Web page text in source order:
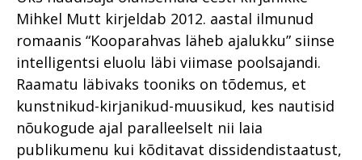
Mihkel Mutt kirjeldab 2012. aastal ilmunud
romaanis “Kooparahvas läheb ajalukku” siinse
intelligentsi eluolu läbi viimase poolsajandi.
Raamatu läbivaks tooniks on tõdemus, et
kunstnikud-kirjanikud-muusikud, kes nautisid
nõukogude ajal paralleelselt nii laia
publikumenu kui kõditavat dissidendistaatust,